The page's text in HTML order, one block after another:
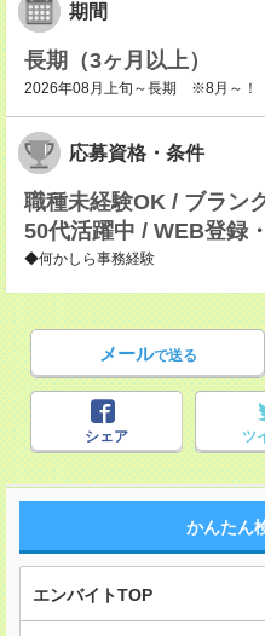
期間
長期（3ヶ月以上）
2026年08月上旬～長期 ※8月～！
応募資格・条件
職種未経験OK / ブラン
50代活躍中 / WEB登録
◆何かしら事務経験
メールで送る
シェア ツ
かんたん
エンバイトTOP